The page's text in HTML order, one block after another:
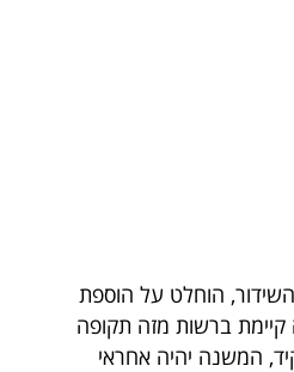
הוחלט על הוספת
ברשות מזה תקופה
המשנה יהיה אחראי